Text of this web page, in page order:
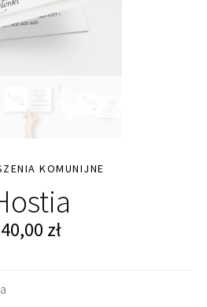
KOMUNIJNE
40,00 zł